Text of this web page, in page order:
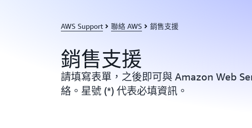
AWS Support 聯絡 AWS 銷售支援
銷售支援
請填寫表單，之後即可與 Amazon Web
絡。星號 (*) 代表必填資訊。